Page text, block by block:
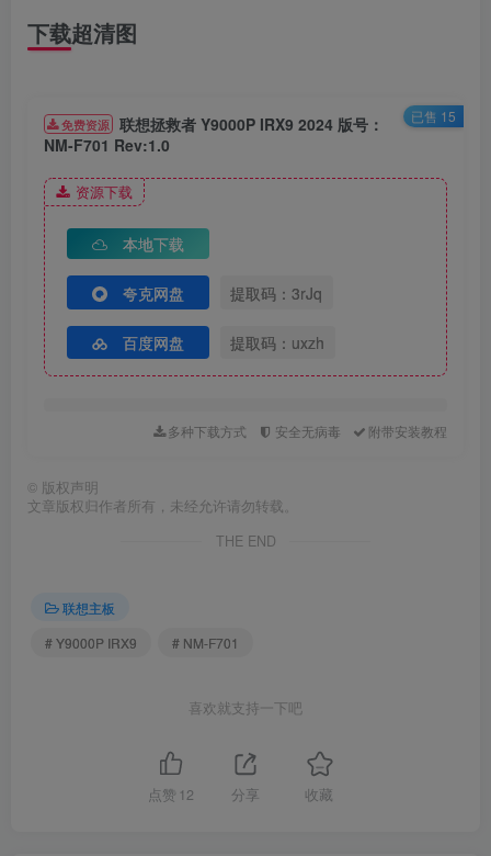
下载超清图
已售 15
免费资源 联想拯救者 Y9000P IRX9 2024 版号：
NM-F701 Rev:1.0
资源下载
本地下载
夸克网盘 提取码：3rJq
百度网盘 提取码：uxzh
多种下载方式 安全无病毒 附带安装教程
© 版权声明
文章版权归作者所有，未经允许请勿转载。
THE END
联想主板
# Y9000P IRX9
# NM-F701
喜欢就支持一下吧
点赞 12 分享 收藏